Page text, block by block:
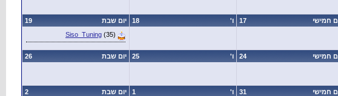
17 חמישי 18 ו' 19
יום שבת
Siso_Tuning (35)
24 חמישי 25 ו' 26 יום שבת
31 חמישי 1 ו' 2 יום שבת